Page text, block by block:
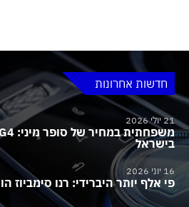
חדשות אחרונות
21 יולי 2026
בישראל
16 יוני 2026
פי אלף יותר היברידי: רנו סימביוז